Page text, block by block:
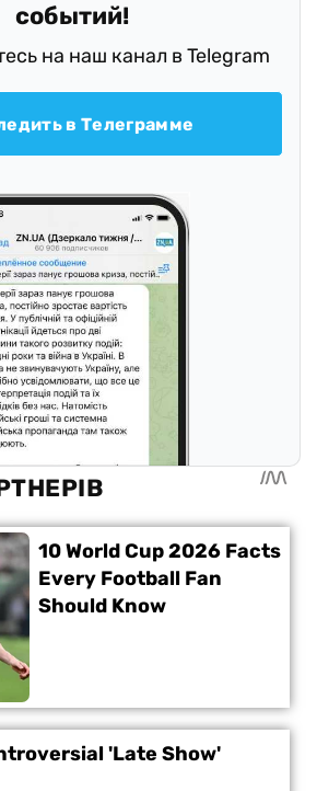
событий!
на наш канал в Telegram
в Телеграмме